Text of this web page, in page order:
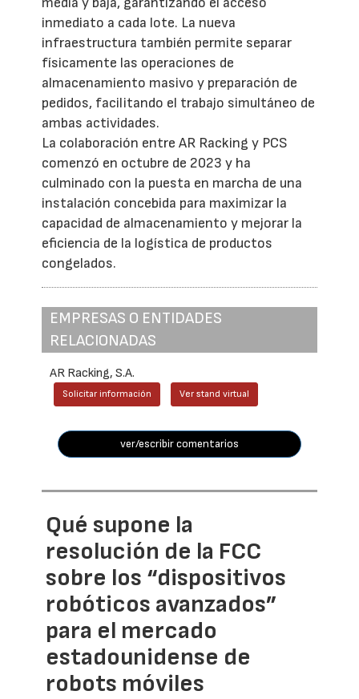
inmediato a cada lote. La nueva
infraestructura también permite separar
físicamente las operaciones de
almacenamiento masivo y preparación de
pedidos, facilitando el trabajo simultáneo de
ambas actividades.
La colaboración entre AR Racking y PCS
comenzó en octubre de 2023 y ha
culminado con la puesta en marcha de una
instalación concebida para maximizar la
capacidad de almacenamiento y mejorar la
eficiencia de la logística de productos
congelados.
EMPRESAS O ENTIDADES
RELACIONADAS
AR Racking, S.A.
Solicitar información Ver stand virtual
ver/escribir comentarios
Qué supone la
resolución de la FCC
sobre los “dispositivos
robóticos avanzados”
para el mercado
estadounidense de
robots móviles